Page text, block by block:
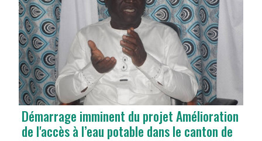
Démarrage imminent du projet Amélioration
de l'accès à l’eau potable dans le canton de